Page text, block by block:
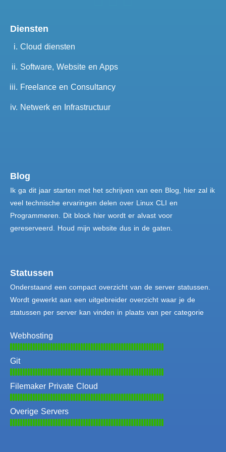
Diensten
Cloud diensten
Software, Website en Apps
Freelance en Consultancy
Netwerk en Infrastructuur
Blog
Ik ga dit jaar starten met het schrijven van een Blog, hier zal ik
veel technische ervaringen delen over Linux CLI en
Programmeren. Dit block hier wordt er alvast voor
gereserveerd. Houd mijn website dus in de gaten.
Statussen
Onderstaand een compact overzicht van de server statussen.
Wordt gewerkt aan een uitgebreider overzicht waar je de
statussen per server kan vinden in plaats van per categorie
Webhosting
Git
Filemaker Private Cloud
Overige Servers